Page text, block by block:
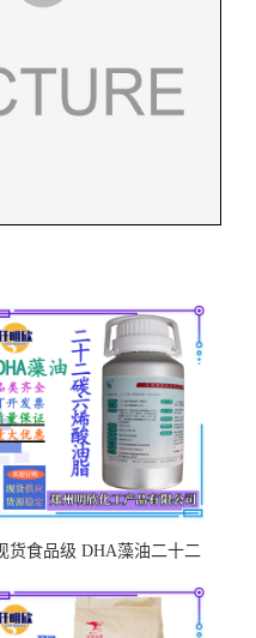
货食品级 DHA藻油二十二
惠DHA藻油